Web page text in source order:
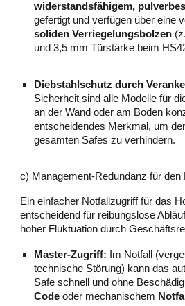
widerstandsfähigem,
gefertigt und verfügen über eine
soliden Verriegelungsbolzen
und 3,5 mm Türstärke beim
Diebstahlschutz durch
Sicherheit sind alle Modelle für
an der Wand oder am Boden
entscheidendes Merkmal, um
gesamten Safes zu verhindern.
c) Management-Redundanz für den
Ein einfacher Notfallzugriff für das
entscheidend für reibungslose
hoher Fluktuation durch
Master-Zugriff: Im Notfall
technische Störung) kann das
Safe schnell und ohne
Code oder mechanischem